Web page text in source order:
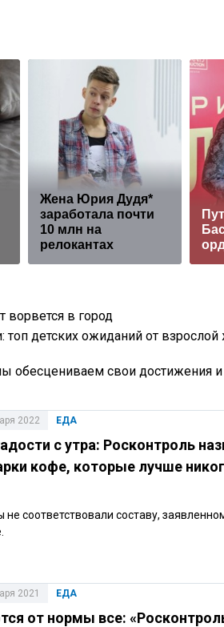
Жена Юрия Дудя*
заработала почти
10 млн на
релокантах
ворвется в город
детских ожиданий от взрослой
обесцениваем свои достижения и
ЕДА
2022
с утра: Росконтроль
кофе, которые лучше
не соответствовали составу,
ЕДА
2021
от нормы все: